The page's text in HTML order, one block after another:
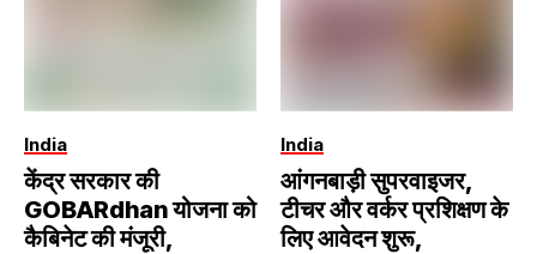
India
केंद्र सरकार की
GOBARdhan योजना को
कैबिनेट की मंजूरी,
India
आंगनबाड़ी सुपरवाइजर,
टीचर और वर्कर प्रशिक्षण के
लिए आवेदन शुरू,